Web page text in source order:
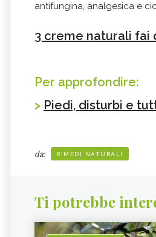
antifungina, analgesica e
3 creme naturali fai
Per approfondire:
> Piedi, disturbi e
da: RIMEDI NATURALI
Ti potrebbe